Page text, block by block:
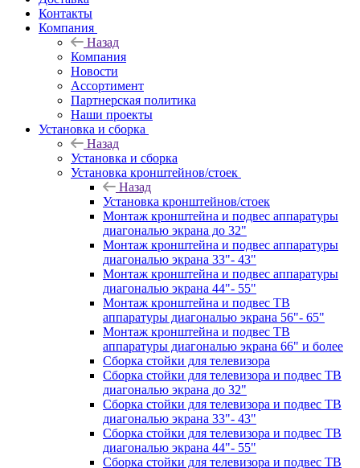
Контакты
Компания
Назад
Компания
Новости
Ассортимент
Партнерская политика
Наши проекты
Установка и сборка
Назад
Установка и сборка
Установка кронштейнов/стоек
Назад
Установка кронштейнов/стоек
Монтаж кронштейна и подвес аппаратуры
диагональю экрана до 32"
Монтаж кронштейна и подвес аппаратуры
диагональю экрана 33"- 43"
Монтаж кронштейна и подвес аппаратуры
диагональю экрана 44"- 55"
Монтаж кронштейна и подвес ТВ
аппаратуры диагональю экрана 56"- 65"
Монтаж кронштейна и подвес ТВ
аппаратуры диагональю экрана 66" и более
Сборка стойки для телевизора
Сборка стойки для телевизора и подвес ТВ
диагональю экрана до 32"
Сборка стойки для телевизора и подвес ТВ
диагональю экрана 33"- 43"
Сборка стойки для телевизора и подвес ТВ
диагональю экрана 44"- 55"
Сборка стойки для телевизора и подвес ТВ